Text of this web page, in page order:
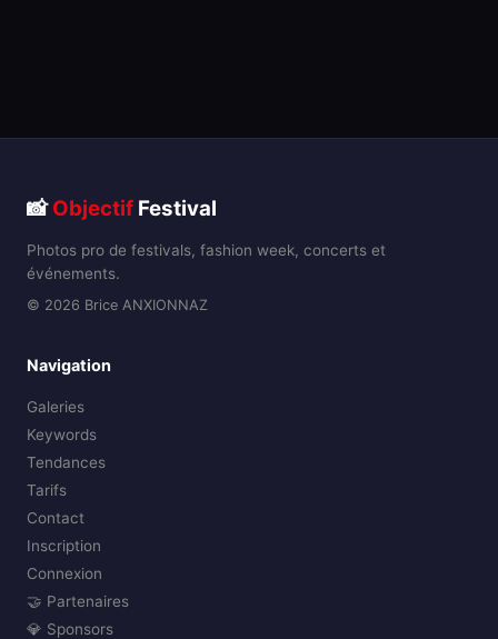
📸Objectif Festival
Photos pro de festivals, fashion week, concerts et
événements.
© 2026 Brice ANXIONNAZ
Navigation
Galeries
Keywords
Tendances
Tarifs
Contact
Inscription
Connexion
🤝 Partenaires
💎 Sponsors